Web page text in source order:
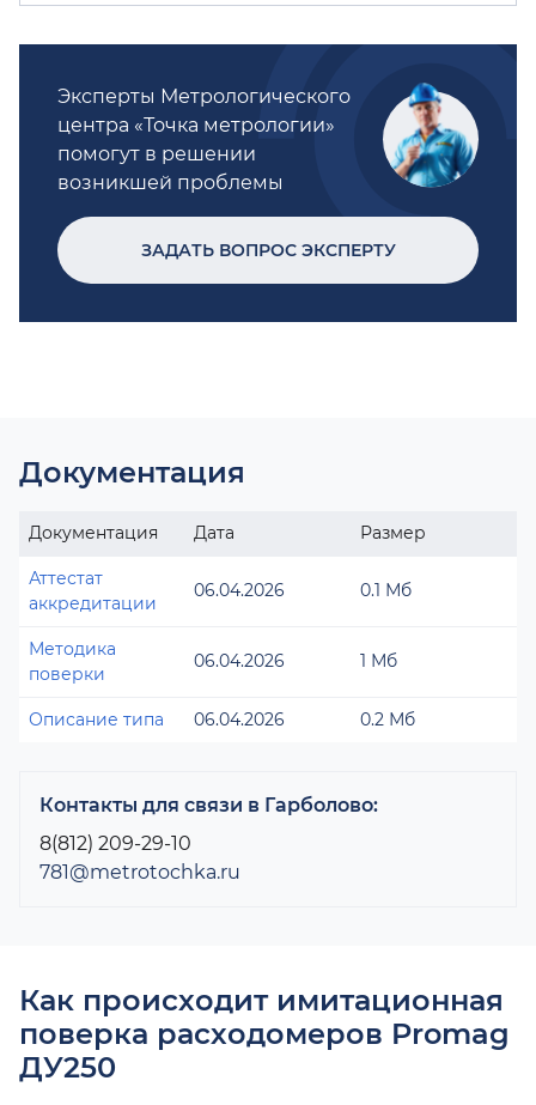
Эксперты Метрологического
центра «Точка метрологии»
помогут в решении
возникшей проблемы
ЗАДАТЬ ВОПРОС ЭКСПЕРТУ
Документация
Документация Дата Размер
Аттестат
аккредитации
06.04.2026 0.1 Мб
Методика
поверки
06.04.2026 1 Мб
Описание типа 06.04.2026 0.2 Мб
Контакты для связи в Гарболово:
8(812) 209-29-10
781@metrotochka.ru
Как происходит имитационная
поверка расходомеров Promag
ДУ250